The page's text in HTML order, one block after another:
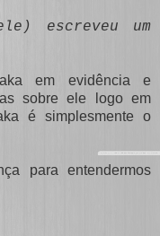
escreveu um
em evidência e
sobre ele logo em
é simplesmente o
para entendermos